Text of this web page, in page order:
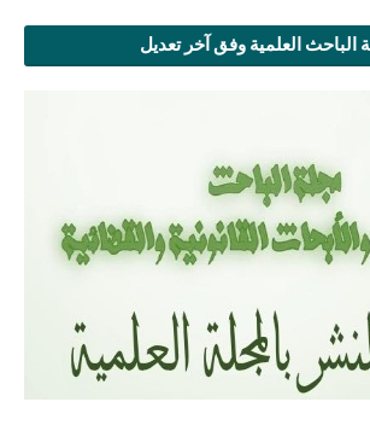
العلمية وفق آخر تعديل